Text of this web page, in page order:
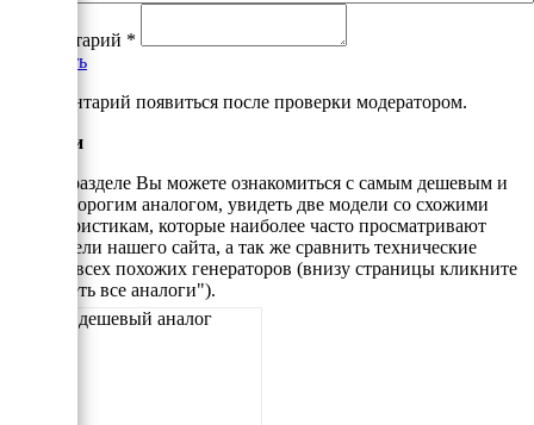
Комментарий *
Добавить
*Комментарий появиться после проверки модератором.
Аналоги
В этом разделе Вы можете ознакомиться с самым дешевым и
самым дорогим аналогом, увидеть две модели со схожими
характеристикам, которые наиболее часто просматривают
посетители нашего сайта, а так же сравнить технические
данные всех похожих генераторов (внизу страницы кликните
"Смотреть все аналоги").
Самый дешевый аналог